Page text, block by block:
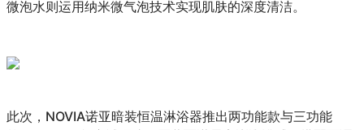
微泡水则运用纳米微气泡技术实现肌肤的深度清洁。
此次，NOVIA诺亚暗装恒温淋浴器推出两功能款与三功能